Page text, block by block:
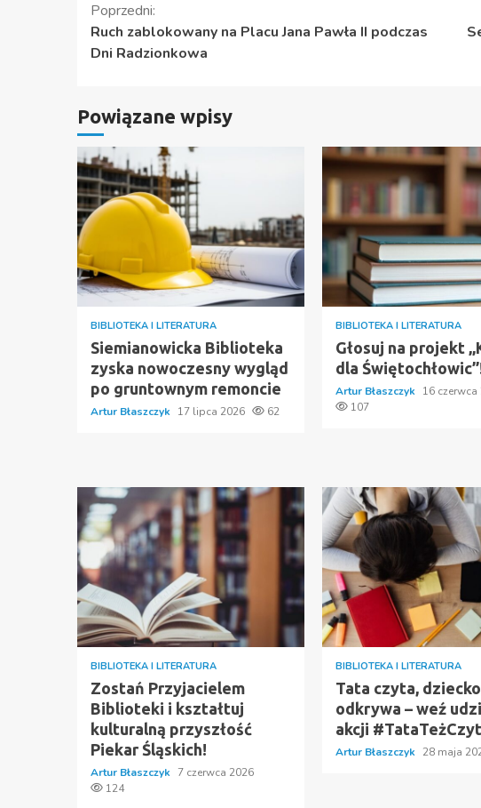
Kontynuuj
czytanie
Poprzedni:
Ruch zablokowany na Placu Jana Pawła II podczas
Dni Radzionkowa
Powiązane wpisy
BIBLIOTEKA I LITERATURA
Siemianowicka Biblioteka
zyska nowoczesny wygląd
po gruntownym remoncie
Artur Błaszczyk 17 lipca 2026 62
BIBLIOTEKA I LITERATURA
Głosuj na projekt
dla
Artur Błaszczyk 16 czerwca
107
BIBLIOTEKA I LITERATURA
Zostań Przyjacielem
Biblioteki i kształtuj
kulturalną przyszłość
Piekar Śląskich!
Artur Błaszczyk 7 czerwca 2026
124
BIBLIOTEKA I LITERATURA
Tata czyta, dziecko
odkrywa – weź
akcji
Artur Błaszczyk 28 maja